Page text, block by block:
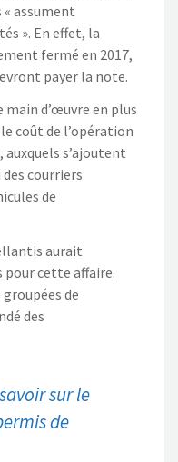
« assument
». En effet, la
fermé en 2017,
payer la note.
main d’œuvre en plus
coût de l’opération
s’ajoutent
courriers
de
aurait
pour cette affaire.
de
des
sur le
de